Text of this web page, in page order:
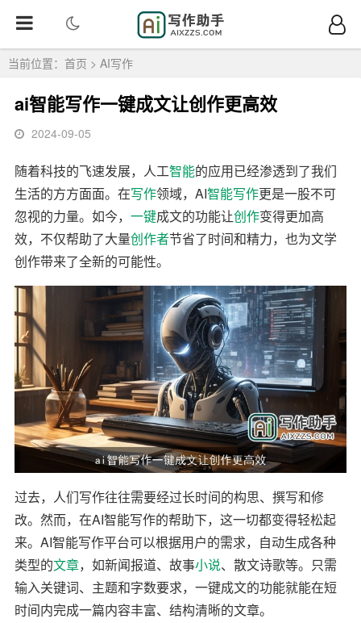
当前位置： 首页 > AI写作
ai智能写作一键成文让创作更高效
2024-09-05
随着科技的飞速发展，人工智能的应用已经渗透到了我们
生活的方方面面。在写作领域，AI智能写作更是一股不可
忽视的力量。如今， 一键成文的功能让创作变得更加高
效，不仅帮助了大量创作者节省了时间和精力，也为文学
创作带来了全新的可能性。
过去，人们写作往往需要经过长时间的构思、撰写和修
改。然而，在AI智能写作的帮助下，这一切都变得轻松起
来。AI智能写作平台可以根据用户的需求，自动生成各种
类型的文章，如新闻报道、故事小说、散文诗歌等。只需
输入关键词、主题和字数要求，一键成文的功能就能在短
时间内完成一篇内容丰富、结构清晰的文章。